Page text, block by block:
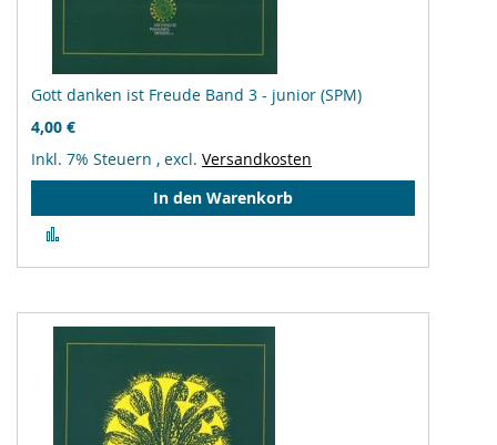
Gott danken ist Freude Band 3 - junior (SPM)
4,00 €
Inkl. 7% Steuern , excl. Versandkosten
In den Warenkorb
hinzufügen